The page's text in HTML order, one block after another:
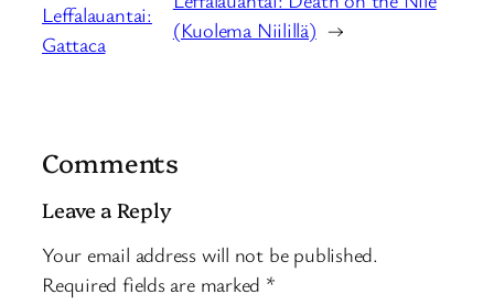
Leffalauantai:
Gattaca
(Kuolema Niilillä) →
Comments
Leave a Reply
Your email address will not be published.
Required fields are marked *